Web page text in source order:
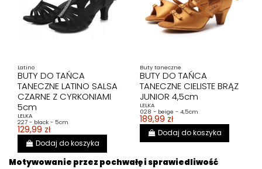
Latino
BUTY DO TAŃCA
TANECZNE LATINO SALSA
CZARNE Z CYRKONIAMI
5cm
LELKA
227 - black - 5cm
129,99 zł
Dodaj do koszyka
Buty taneczne
BUTY DO TAŃCA
TANECZNE CIELISTE BRĄZ
JUNIOR 4,5cm
LELKA
028 - beige - 4,5cm
189,99 zł
Dodaj do koszyka
Motywowanie przez pochwałę i sprawiedliwość